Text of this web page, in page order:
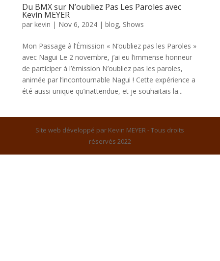
Du BMX sur N’oubliez Pas Les Paroles avec
Kevin MEYER
par kevin | Nov 6, 2024| blog, Shows
Mon Passage à l’Émission « N’oubliez pas les Paroles »
avec Nagui Le 2 novembre, j’ai eu l’immense honneur
de participer à l’émission N’oubliez pas les paroles,
animée par l’incontournable Nagui ! Cette expérience a
été aussi unique qu’inattendue, et je souhaitais la...
Site web développé par Kevin MEYER - Tous droits
réservés 2022